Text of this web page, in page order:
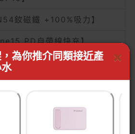
釹磁鐵 +100%吸力】
PD自帶線快充】
計 體積極細 信用卡Size
×
為你推介同類接近產